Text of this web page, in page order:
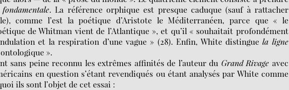
. La référence orphique est presque caduque (sauf à rattacher
comme l’est la poétique d’Aristote le Méditerranéen, parce que « le
de Whitman vient de l’Atlantique », et qu’il « souhaitait profondément
et la respiration d’une vague » (28). Enfin, White distinguela ligne
».
sans peine reconnu les extrêmes affinités de l’auteur du Grand Rivage avec
en question s’étant revendiqués ou étant analysés par White comme
ils sont l’objet de cet essai :